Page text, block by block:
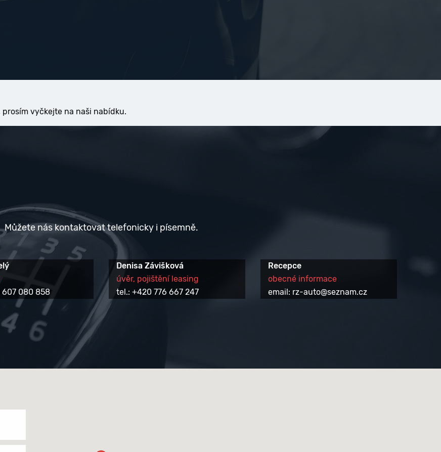
vyčkejte na naši nabídku.
Můžete nás kontaktovat telefonicky i písemně.
607 080 858
Denisa Závišková
úvěr, pojištění leasing
tel.: +420 776 667 247
Recepce
obecné informace
email: rz-auto@seznam.cz